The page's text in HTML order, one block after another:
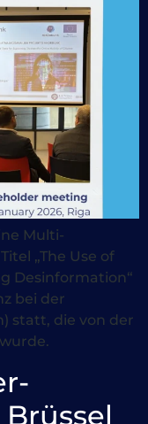
Multi-
„The Use of
Desinformation“
bei der
statt, die von der